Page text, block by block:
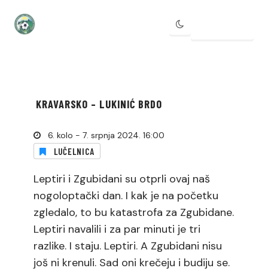
KRAVARSKO – LUKINIĆ BRDO
6. kolo - 7. srpnja 2024. 16:00
LUČELNICA
Leptiri i Zgubidani su otprli ovaj naš
nogoloptački dan. I kak je na početku
zgledalo, to bu katastrofa za Zgubidane.
Leptiri navalili i za par minuti je tri
razlike. I staju. Leptiri. A Zgubidani nisu
još ni krenuli. Sad oni krečeju i budiju se.